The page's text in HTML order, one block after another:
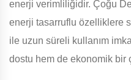
enerji verimliliğidir. Çoğu
enerji tasarruflu özelliklere
ile uzun süreli kullanım
dostu hem de ekonomik bir